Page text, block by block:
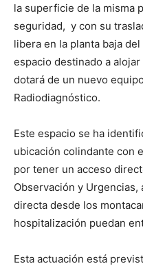
la superficie de la misma
seguridad, y con su
libera en la planta baja
espacio destinado a alojar
dotará de un nuevo
Radiodiagnóstico.
Este espacio se ha
ubicación colindante con
por tener un acceso
Observación y
directa desde los
hospitalización puedan
Esta actuación está